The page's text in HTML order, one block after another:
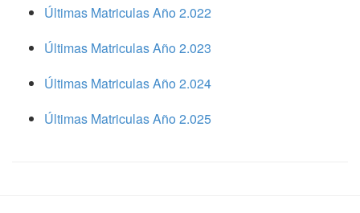
Últimas Matriculas Año 2.022
Últimas Matriculas Año 2.023
Últimas Matriculas Año 2.024
Últimas Matriculas Año 2.025